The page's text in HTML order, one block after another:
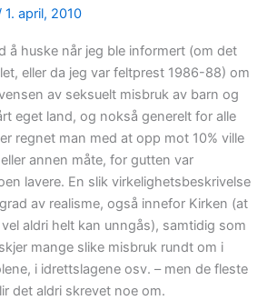
1. april, 2010
å huske når jeg ble informert (om det
eller da jeg var feltprest 1986-88) om
av seksuelt misbruk av barn og
eget land, og nokså generelt for alle
regnet man med at opp mot 10% ville
annen måte, for gutten var
lavere. En slik virkelighetsbeskrivelse
av realisme, også innefor Kirken (at
aldri helt kan unngås), samtidig som
mange slike misbruk rundt om i
i idrettslagene osv. – men de fleste
det aldri skrevet noe om.